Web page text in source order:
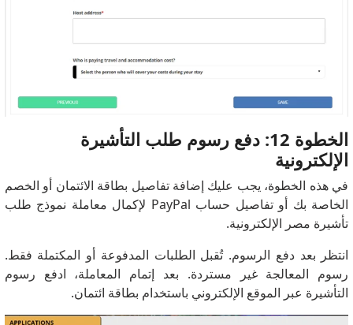
الخطوة 12: دفع رسوم طلب التأشيرة
الإلكترونية
في هذه الخطوة، يجب عليك إضافة تفاصيل بطاقة الائتمان أو الخصم
الخاصة بك أو تفاصيل حساب PayPal لإكمال معاملة نموذج طلب
تأشيرة مصر الإلكترونية.
انتظر بعد دفع الرسوم. تُقبل الطلبات المدفوعة أو المكتملة فقط.
رسوم المعالجة غير مستردة. بعد إتمام المعاملة، ادفع رسوم
التأشيرة عبر الموقع الإلكتروني باستخدام بطاقة ائتمان.